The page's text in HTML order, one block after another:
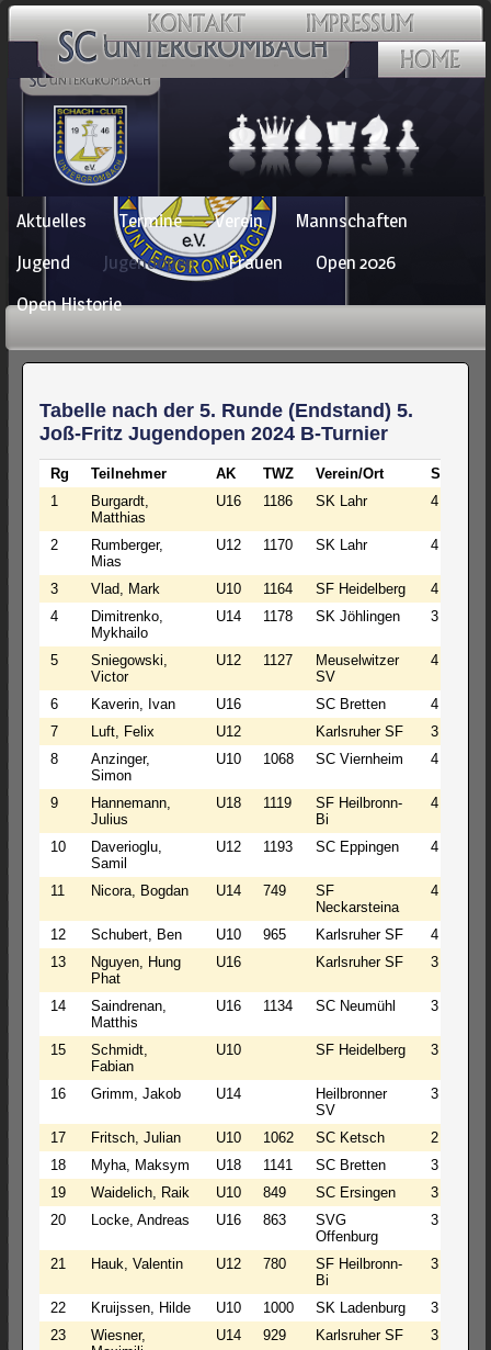
Navigation
überspringen
Aktuelles Termine Verein
Mannschaften
Jugend
Jugendopen Frauen
Open 2026
Open Historie
Tabelle nach der 5. Runde (Endstand) 5.
Joß-Fritz Jugendopen 2024 B-Turnier
Rg Teilnehmer AK TWZ Verein/Ort S
1
Burgardt,
Matthias
U16 1186 SK Lahr 4
2
Rumberger,
Mias
U12 1170 SK Lahr 4
3 Vlad, Mark U10 1164 SF Heidelberg 4
4
Dimitrenko,
Mykhailo
U14 1178 SK Jöhlingen 3
5
Sniegowski,
Victor
U12 1127
Meuselwitzer
SV
4
6 Kaverin, Ivan U16 SC Bretten 4
7
Luft, Felix U12 Karlsruher SF 3
8
Anzinger,
Simon
U10 1068 SC Viernheim 4
9
Hannemann,
Julius
U18 1119
SF Heilbronn-
Bi
4
10
Daverioglu,
Samil
U12 1193 SC Eppingen 4
11 Nicora, Bogdan U14 749
SF
Neckarsteina
4
12 Schubert, Ben U10 965 Karlsruher SF 4
13
Nguyen, Hung
Phat
U16 Karlsruher SF 3
14
Saindrenan,
Matthis
U16 1134 SC Neumühl 3
15
Schmidt,
Fabian
U10 SF Heidelberg 3
16 Grimm, Jakob U14
Heilbronner
SV
3
17 Fritsch, Julian U10 1062 SC Ketsch 2
18
Myha, Maksym U18 1141 SC Bretten 3
19
Waidelich, Raik U10 849 SC Ersingen 3
20
Locke, Andreas U16 863
SVG
Offenburg
3
21 Hauk, Valentin U12 780
SF Heilbronn-
Bi
3
22 Kruijssen, Hilde U10 1000 SK Ladenburg 3
23
Wiesner,
U14 929 Karlsruher SF 3